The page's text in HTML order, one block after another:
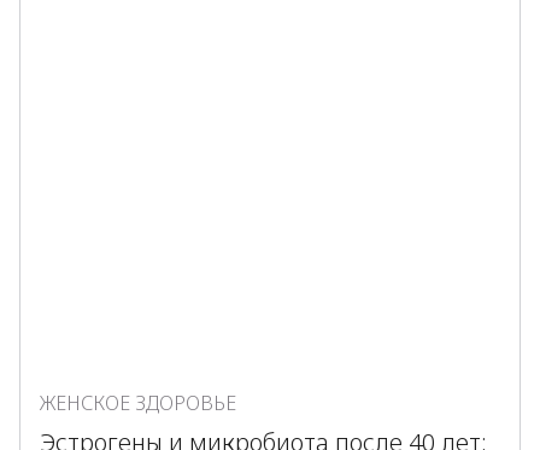
ЖЕНСКОЕ ЗДОРОВЬЕ
Эстрогены и микробиота после 40 лет: